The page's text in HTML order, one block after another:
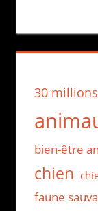
30
bien-être
chien
faune